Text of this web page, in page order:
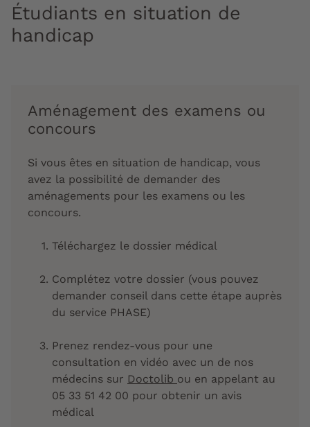
Étudiants en situation de
handicap
Aménagement des examens ou
concours
Si vous êtes en situation de handicap, vous
avez la possibilité de demander des
aménagements pour les examens ou les
concours.
Téléchargez le dossier médical
Complétez votre dossier (vous pouvez
demander conseil dans cette étape auprès
du service PHASE)
Prenez rendez-vous pour une
consultation en vidéo avec un de nos
médecins sur Doctolib ou en appelant au
05 33 51 42 00 pour obtenir un avis
médical